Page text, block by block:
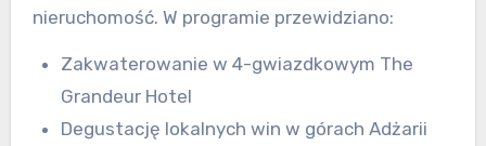
nieruchomość. W programie przewidziano:
Zakwaterowanie w 4-gwiazdkowym The
Grandeur Hotel
Degustację lokalnych win w górach Adżarii